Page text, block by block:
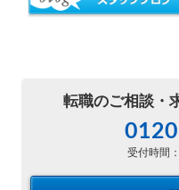
転職のご相談・
受付時間